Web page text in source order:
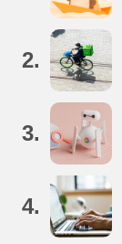
2.
3.
4.